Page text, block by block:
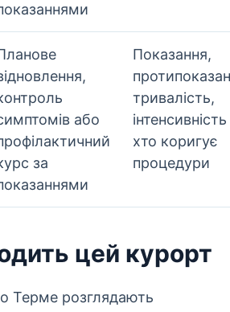
або
за
Показання,
тривалість,
інтенсивність
хто коригує
процедури
цей курорт
Терме розглядають